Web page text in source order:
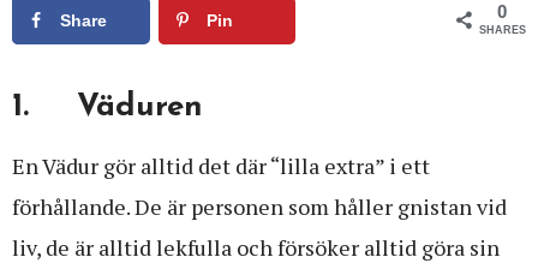
Share Pin 0
SHARES
1. Väduren
En Vädur gör alltid det där “lilla extra” i ett
förhållande. De är personen som håller gnistan vid
liv, de är alltid lekfulla och försöker alltid göra sin